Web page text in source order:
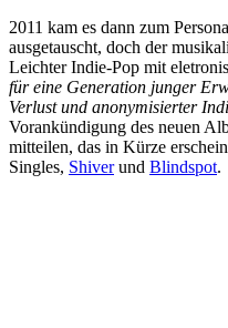
2011 kam es dann zum
ausgetauscht, doch der
Leichter Indie-Pop mit
für eine Generation junger
Verlust und anonymisierter
Vorankündigung des neuen
mitteilen, das in Kürze
Singles, Shiverund Blindspot.